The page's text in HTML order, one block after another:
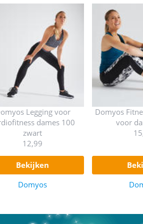
Legging voor
dames 100
zwart
12,99
bekijken
Domyos
Domyos
voor